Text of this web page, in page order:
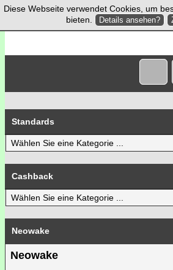
Standards
Cashback
Neowake
Neowake
Diese Webseite verwendet Cookies, um
bieten.
Details ansehen?